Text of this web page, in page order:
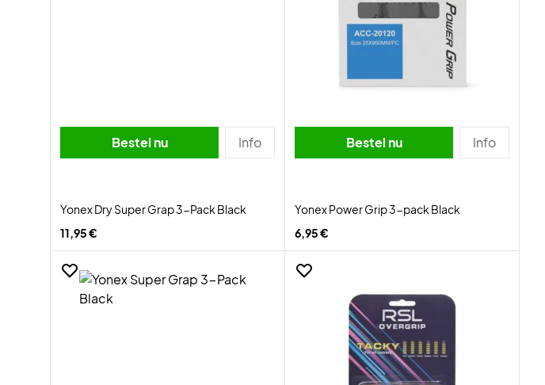
Bestel nu Info
Yonex Dry Super Grap 3-Pack Black
11,95 €
Bestel nu Info
Yonex Power Grip 3-pack Black
6,95 €